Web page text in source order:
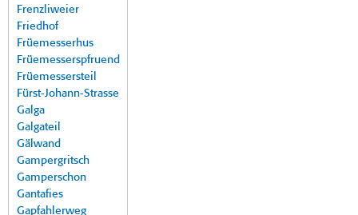
Frenzliweier
Friedhof
Früemesserhus
Früemesserspfruend
Früemessersteil
Fürst-Johann-Strasse
Galga
Galgateil
Gälwand
Gampergritsch
Gamperschon
Gantafies
Gapfahlerweg